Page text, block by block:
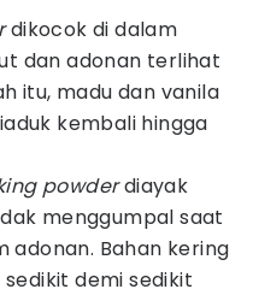
dikocok di dalam
dan adonan terlihat
itu, madu dan vanila
kembali hingga
powderdiayak
menggumpal saat
adonan. Bahan kering
demi sedikit